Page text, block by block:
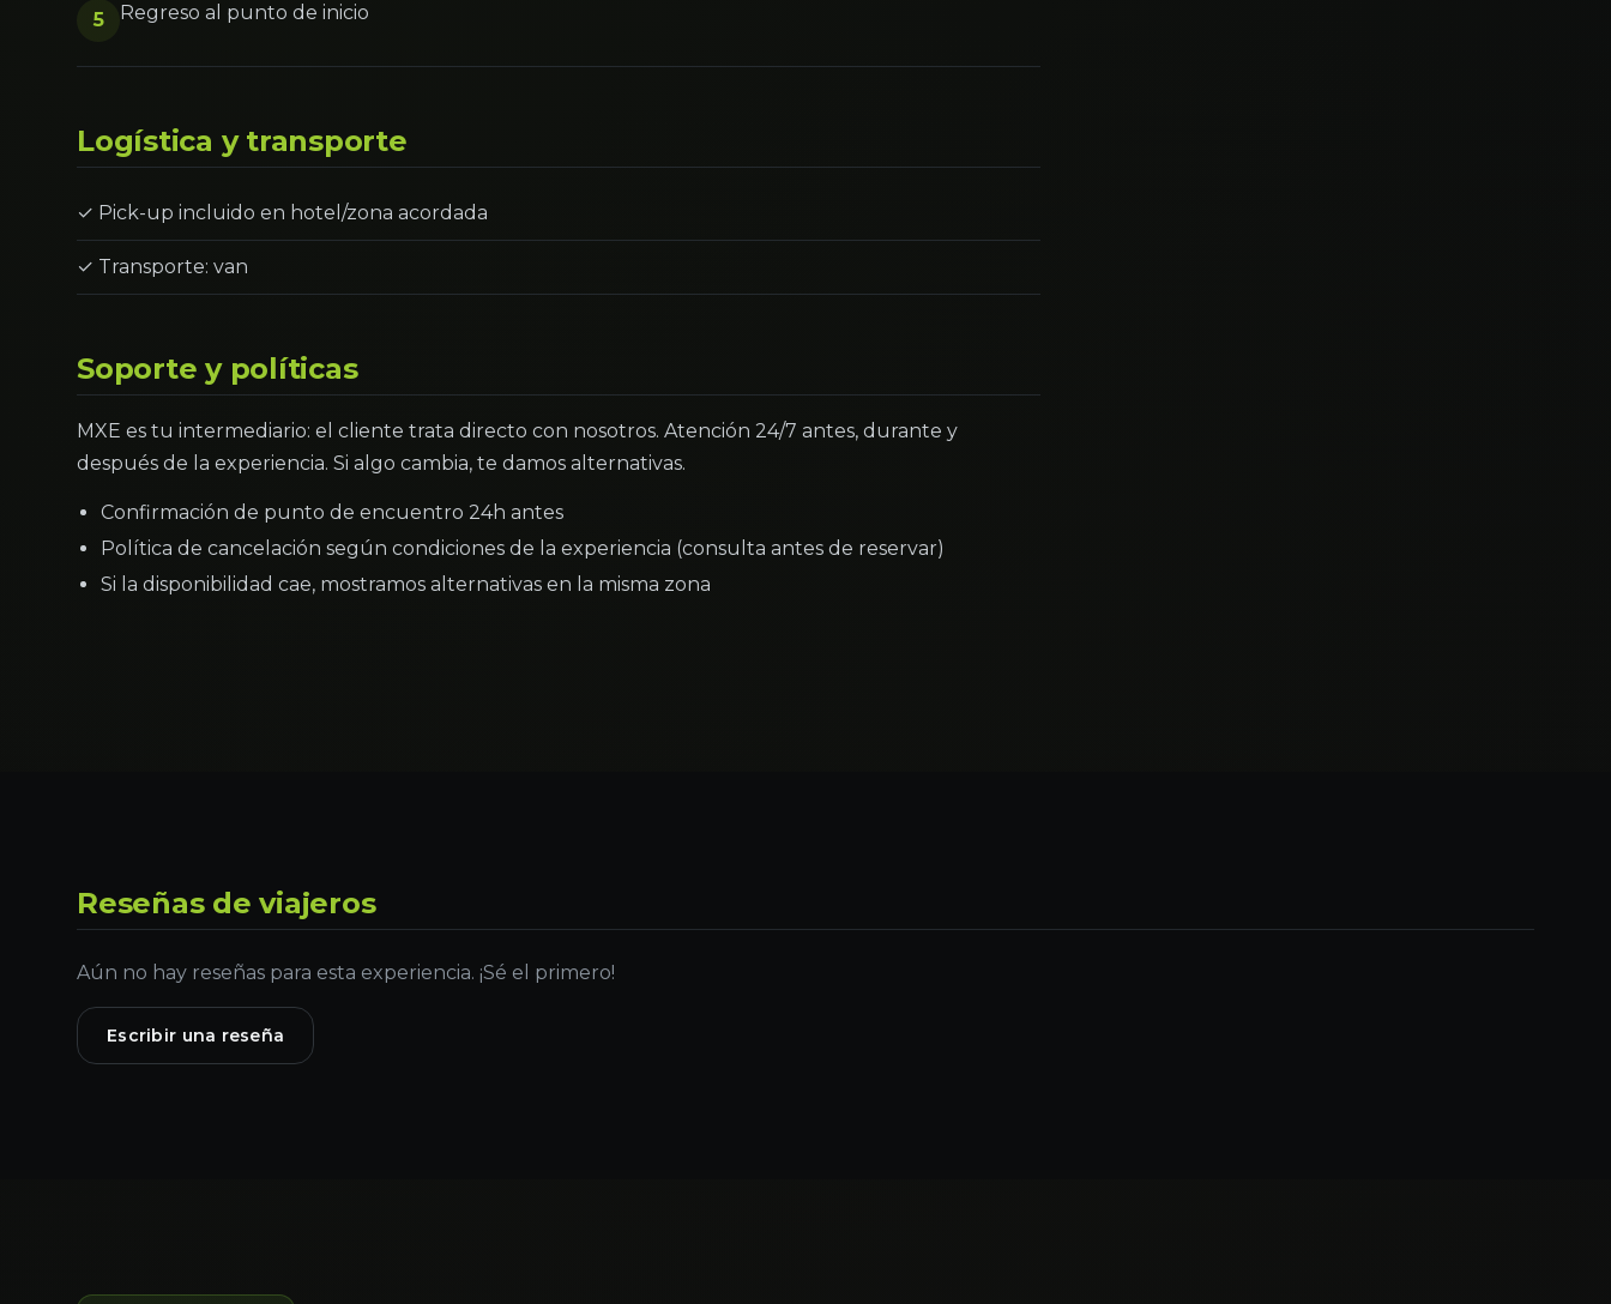
5 Regreso al punto de inicio
Logística y transporte
✓ Pick-up incluido en hotel/zona acordada
✓ Transporte: van
Soporte y políticas
MXE es tu intermediario: el cliente trata directo con nosotros. Atención 24/7 antes, durante y
después de la experiencia. Si algo cambia, te damos alternativas.
Confirmación de punto de encuentro 24h antes
Política de cancelación según condiciones de la experiencia (consulta antes de reservar)
Si la disponibilidad cae, mostramos alternativas en la misma zona
Reseñas de viajeros
Aún no hay reseñas para esta experiencia. ¡Sé el primero!
Escribir una reseña